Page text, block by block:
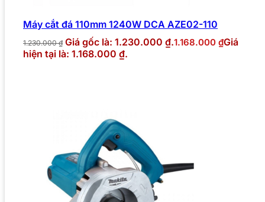
Máy cắt đá 110mm 1240W DCA AZE02-110
1.230.000₫ Giá gốc là: 1.230.000 ₫.1.168.000 ₫Giá
hiện tại là: 1.168.000 ₫.